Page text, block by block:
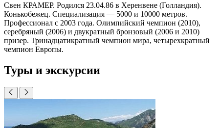
Свен КРАМЕР. Родился 23.04.86 в Херенвене (Голландия).
Конькобежец. Специализация — 5000 и 10000 метров.
Профессионал с 2003 года. Олимпийский чемпион (2010),
серебряный (2006) и двукратный бронзовый (2006 и 2010)
призер. Тринадцатикратный чемпион мира, четырехкратный
чемпион Европы.
Туры и экскурсии